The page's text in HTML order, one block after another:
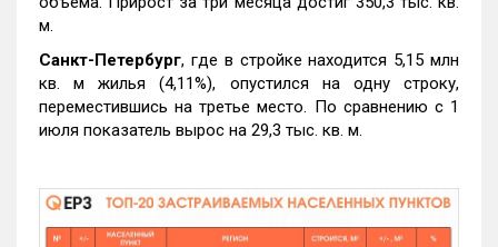
м.
Санкт-Петербург, где в стройке находится 5,15 млн
кв. м жилья (4,11%), опустился на одну строку,
переместившись на третье место. По сравнению с 1
июля показатель вырос на 29,3 тыс. кв. м.